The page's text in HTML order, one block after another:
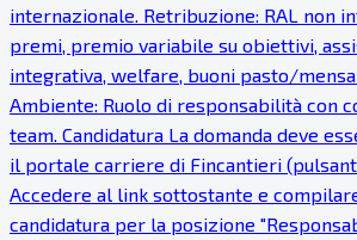
internazionale. Retribuzione: RAL non
premi, premio variabile su obiettivi,
integrativa, welfare, buoni pasto/
Ambiente: Ruolo di responsabilità con
team. Candidatura La domanda deve
il portale carriere di Fincantieri
Accedere al link sottostante e
candidatura per la posizione